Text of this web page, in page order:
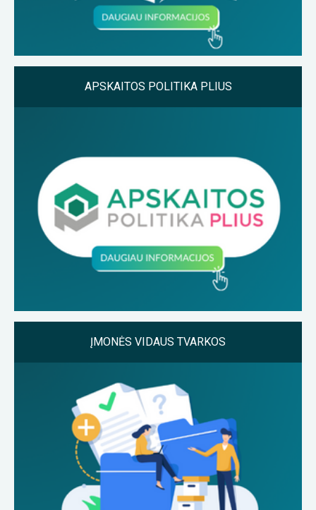
APSKAITOS POLITIKA PLIUS
ĮMONĖS VIDAUS TVARKOS